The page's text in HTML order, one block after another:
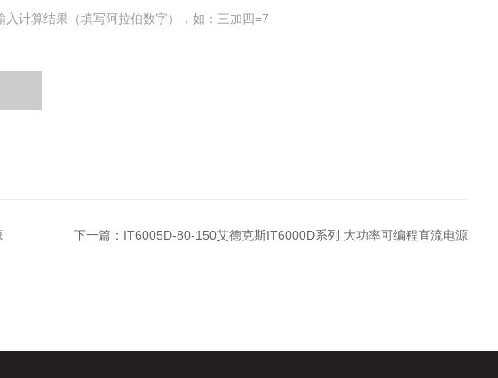
入计算结果（填写阿拉伯数字），如：三加四=7
下一篇： IT6005D-80-150艾德克斯IT6000D系列 大功率可编程直流电源